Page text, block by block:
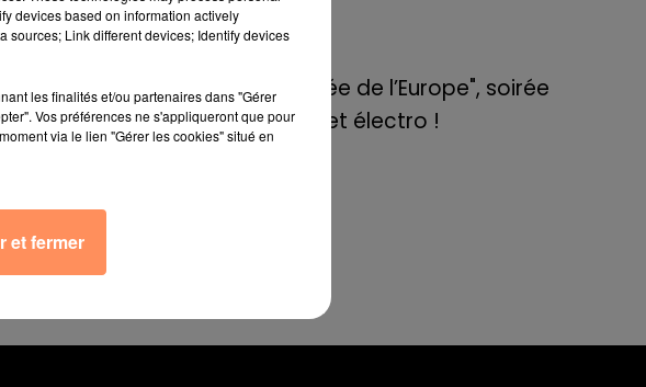
les vacanciers se
celles de la
Alpes et Grand
région Auvergne-
A40 et A43, ainsi
de E=M6
Aix : "Journée de l’Europe", soirée
danse et set électro !
devices based on information actively
sources; Link different devices; Identify devices
les finalités et/ou partenaires dans "Gérer
Vos préférences ne s'appliqueront que pour
via le lien "Gérer les cookies" situé en
et fermer